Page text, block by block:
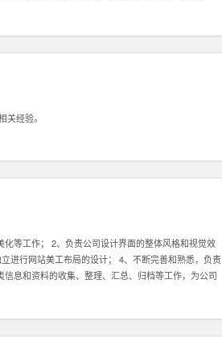
能和客户建立长期关系的员工，因此我们希望你也能
都有业务。所以公司会给你很好的施展空间，因此我
逐步取得双方的信任。 4：除了热爱销售，你还最好
请在你的简历或申请中注明。 5：具备一定的科学管
理客户的效率和经营业绩。我们希望你具备这种科学
须热爱学习，尤其是要对一个特点行业有兴趣，并愿
望能够找到对于创业尤其是互联网创业领域有浓厚兴
熟悉使用电脑，QQ等网络工具，那么不论你的学历如
经验。
等工作； 2、负责公司设计界面的整体风格和视觉效
进行网站美工布局的设计； 4、不断完善和熟悉，负责
息和资料的收集、整理、汇总、归档等工作，为公司
设计，提高用户使用体验； 7、根据项目具体要求解
如Photoshop，Illustrator，Flash等；掌握HTML，